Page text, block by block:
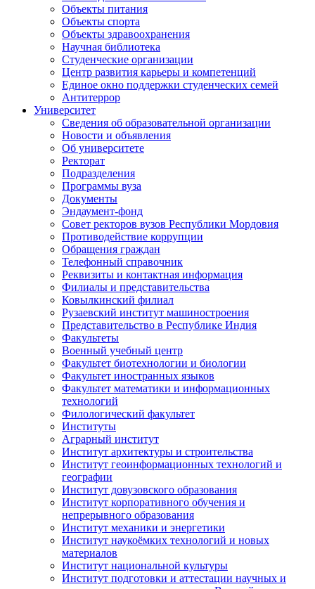
Объекты питания
Объекты спорта
Объекты здравоохранения
Научная библиотека
Студенческие организации
Центр развития карьеры и компетенций
Единое окно поддержки студенческих семей
Антитеррор
Университет
Сведения об образовательной организации
Новости и объявления
Об университете
Ректорат
Подразделения
Программы вуза
Документы
Эндаумент-фонд
Совет ректоров вузов Республики Мордовия
Противодействие коррупции
Обращения граждан
Телефонный справочник
Реквизиты и контактная информация
Филиалы и представительства
Ковылкинский филиал
Рузаевский институт машиностроения
Представительство в Республике Индия
Факультеты
Военный учебный центр
Факультет биотехнологии и биологии
Факультет иностранных языков
Факультет математики и информационных
технологий
Филологический факультет
Институты
Аграрный институт
Институт архитектуры и строительства
Институт геоинформационных технологий и
географии
Институт довузовского образования
Институт корпоративного обучения и
непрерывного образования
Институт механики и энергетики
Институт наукоёмких технологий и новых
материалов
Институт национальной культуры
Институт подготовки и аттестации научных и